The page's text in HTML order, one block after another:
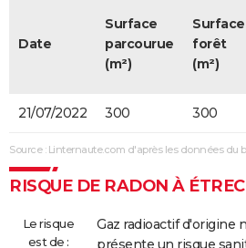
Date
Surface
parcourue
(m²)
Surface
forêt
(m²)
21/07/2022 300 300
Source : Linternaute.com d'après les données du
RISQUE DE RADON À
Le risque
est de :
Gaz radioactif d'origine
présente un risque